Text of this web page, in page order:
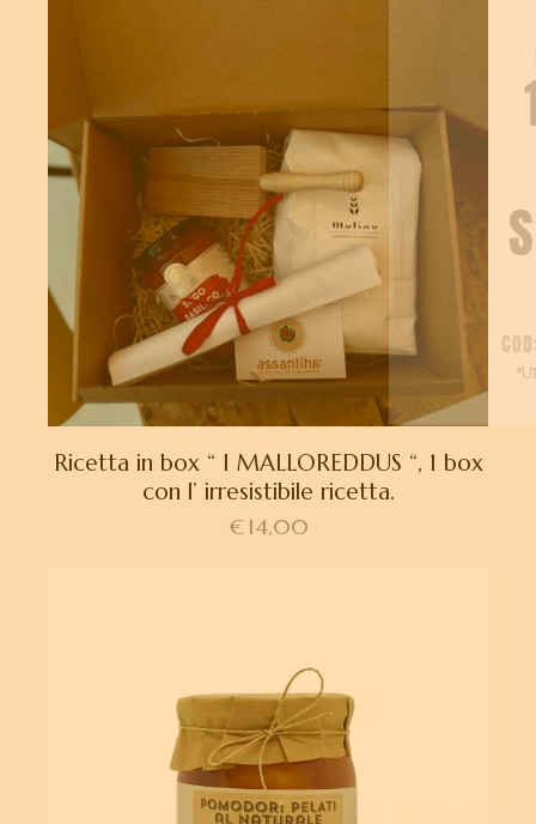
Ricetta in box “ I MALLOREDDUS “, 1 box
con l’ irresistibile ricetta.
€14,00
10%
DI
SCONT
O
COD: BENVENUTO23
*Utilizzabili solo sul
primo ordine